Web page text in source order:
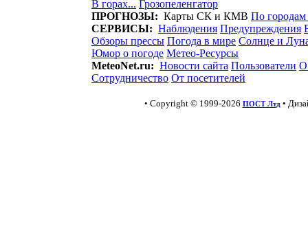
В горах... Грозопеленгатор
ПРОГНОЗЫ: Карты СК и КМВ По
СЕРВИСЫ: Наблюдения Предупреждения
Обзоры прессы Погода в мире Солнце и
Юмор о погоде Метео-Ресурсы
MeteoNet.ru: Новости сайта Пользователи О
Сотрудничество От посетителей
• Copyright © 1999-2026 ПОСТ Лтд•